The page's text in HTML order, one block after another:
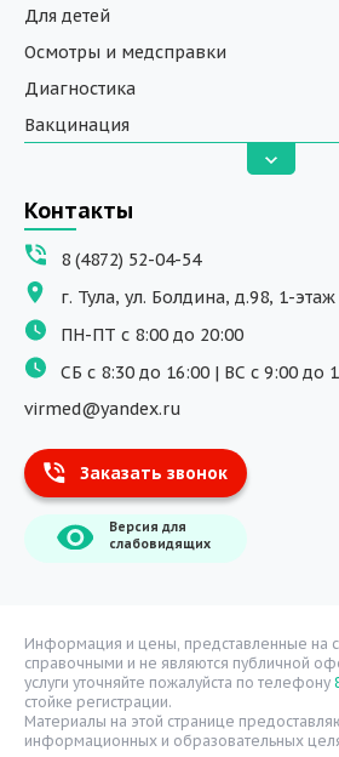
Для детей
Осмотры и медсправки
Диагностика
Вакцинация
Вызов на дом
ДНК исследования
Программы обучения
Физиотерапия
ДМС
Массаж
Тест на хеликобактер
Информация
О компании
Расписание врачей
Надзорные органы
Статьи
Вопрос-ответ
Контакты
8 (4872) 52-04-54
г. Тула, ул. Болдина, д.98, 1-этаж
ПН-ПТ с 8:00 до 20:00
СБ с 8:30 до 16:00 | ВС с 9:00 до
virmed@yandex.ru
Заказать звонок
Версия для
слабовидящих
Информация и цены, представленные на
справочными и не являются публичной
услуги уточняйте пожалуйста по телефону
стойке регистрации.
Материалы на этой странице
информационных и образовательных